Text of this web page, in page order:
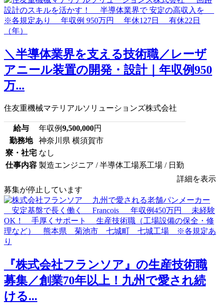
＼半導体業界を支える技術職／レーザ
アニール装置の開発・設計｜年収例950
万...
住友重機械マテリアルソリューションズ株式会社
給与 年収例9,500,000円
勤務地
神奈川県 横須賀市
寮・社宅 なし
仕事内容 製造エンジニア / 半導体工場系工場 / 日勤
詳細を表示
募集が停止しています
『株式会社フランソア』の生産技術職
募集／創業70年以上！九州で愛され続
ける...